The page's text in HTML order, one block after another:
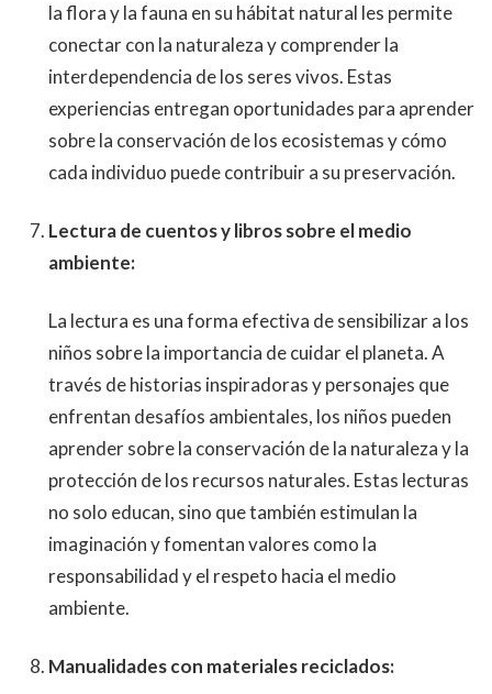
la flora y la fauna en su hábitat natural les permite
conectar con la naturaleza y comprender la
interdependencia de los seres vivos. Estas
experiencias entregan oportunidades para aprender
sobre la conservación de los ecosistemas y cómo
cada individuo puede contribuir a su preservación.
Lectura de cuentos y libros sobre el medio
ambiente:
La lectura es una forma efectiva de sensibilizar a los
niños sobre la importancia de cuidar el planeta. A
través de historias inspiradoras y personajes que
enfrentan desafíos ambientales, los niños pueden
aprender sobre la conservación de la naturaleza y la
protección de los recursos naturales. Estas lecturas
no solo educan, sino que también estimulan la
imaginación y fomentan valores como la
responsabilidad y el respeto hacia el medio
ambiente.
Manualidades con materiales reciclados: